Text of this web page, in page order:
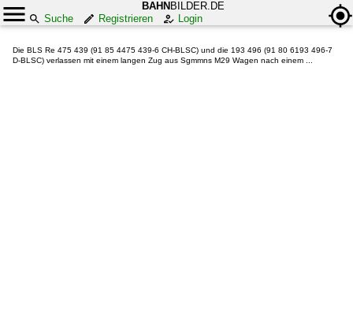
BAHN BILDER.DE
Suche
Registrieren Login
Die BLS Re 475 439 (91 85 4475 439-6 CH-BLSC) und die 193 496 (91 80 6193 496-7
D-BLSC) verlassen mit einem langen Zug aus Sgmmns M29 Wagen nach einem ...